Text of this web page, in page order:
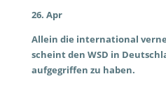
26. Apr
Allein die international
scheint den WSD in
aufgegriffen zu haben.